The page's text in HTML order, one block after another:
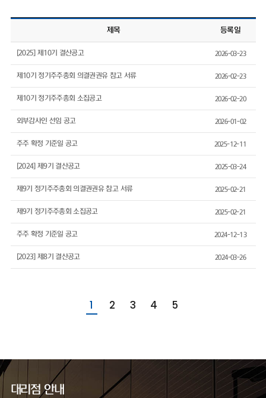
제목 등록일
[2025] 제10기 결산공고 2026-03-23
제10기 정기주주총회 의결권권유 참고 서류 2026-02-23
제10기 정기주주총회 소집공고 2026-02-20
외부감사인 선임 공고 2026-01-02
주주 확정 기준일 공고 2025-12-11
[2024] 제9기 결산공고 2025-03-24
제9기 정기주주총회 의결권권유 참고 서류 2025-02-21
제9기 정기주주총회 소집공고 2025-02-21
주주 확정 기준일 공고 2024-12-13
[2023] 제8기 결산공고 2024-03-26
1 2 3 4 5
대리점 안내